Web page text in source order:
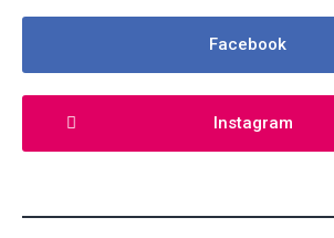
Facebook
Instagram